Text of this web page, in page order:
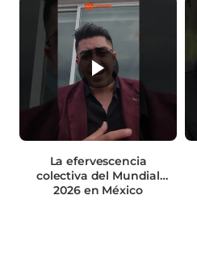
La efervescencia
colectiva del Mundial
2026 en México